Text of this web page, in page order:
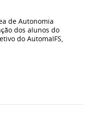
de Autonomia
dos alunos do
do AutomaIFS,